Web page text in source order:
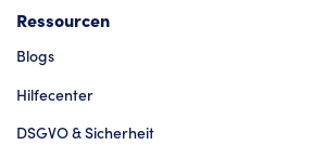
Ressourcen
Blogs
Hilfecenter
DSGVO & Sicherheit